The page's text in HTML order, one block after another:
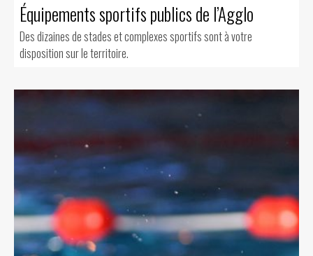
Équipements sportifs publics de l’Agglo
Des dizaines de stades et complexes sportifs sont à votre
disposition sur le territoire.